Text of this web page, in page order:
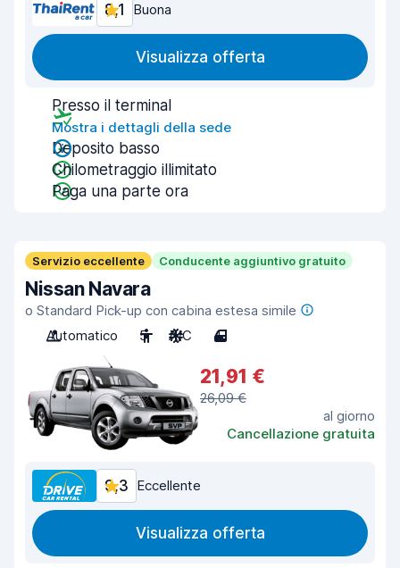
8,1 Buona
Visualizza offerta
Presso il terminal
Mostra i dettagli della sede
Deposito basso
Chilometraggio illimitato
Paga una parte ora
Servizio eccellente Conducente aggiuntivo gratuito
Nissan Navara
o Standard Pick-up con cabina estesa simile
Automatico
5 A/C 4
21,91 €
26,09 €
al giorno
Cancellazione gratuita
9,3 Eccellente
Visualizza offerta